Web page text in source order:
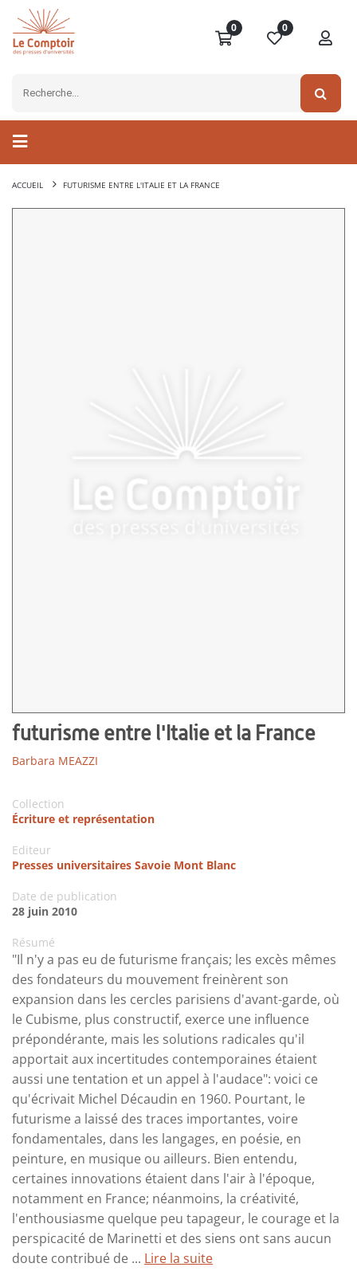
0 0
ACCUEIL FUTURISME ENTRE L'ITALIE ET LA FRANCE
futurisme entre l'Italie et la France
Barbara MEAZZI
Collection
Écriture et représentation
Editeur
Presses universitaires Savoie Mont Blanc
Date de publication
28 juin 2010
Résumé
"Il n'y a pas eu de futurisme français; les excès mêmes
des fondateurs du mouvement freinèrent son
expansion dans les cercles parisiens d'avant-garde, où
le Cubisme, plus constructif, exerce une influence
prépondérante, mais les solutions radicales qu'il
apportait aux incertitudes contemporaines étaient
aussi une tentation et un appel à l'audace": voici ce
qu'écrivait Michel Décaudin en 1960. Pourtant, le
futurisme a laissé des traces importantes, voire
fondamentales, dans les langages, en poésie, en
peinture, en musique ou ailleurs. Bien entendu,
certaines innovations étaient dans l'air à l'époque,
notamment en France; néanmoins, la créativité,
l'enthousiasme quelque peu tapageur, le courage et la
perspicacité de Marinetti et des siens ont sans aucun
doute contribué de ... Lire la suite